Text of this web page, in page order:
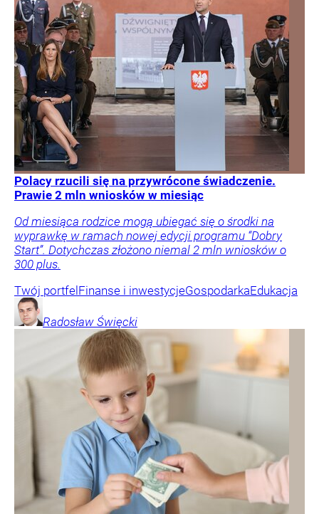
Polacy rzucili się na przywrócone świadczenie.
Prawie 2 mln wniosków w miesiąc
Od miesiąca rodzice mogą ubiegać się o środki na
wyprawkę w ramach nowej edycji programu “Dobry
Start”. Dotychczas złożono niemal 2 mln wniosków o
300 plus.
Twój portfelFinanse i inwestycjeGospodarkaEdukacja
Radosław Święcki